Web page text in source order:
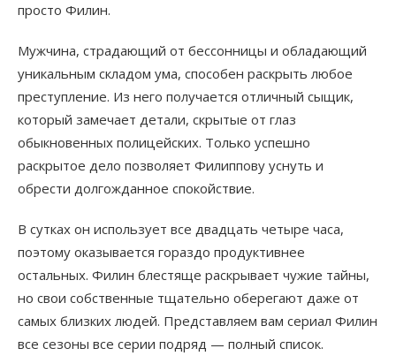
просто Филин.
Мужчина, страдающий от бессонницы и обладающий
уникальным складом ума, способен раскрыть любое
преступление. Из него получается отличный сыщик,
который замечает детали, скрытые от глаз
обыкновенных полицейских. Только успешно
раскрытое дело позволяет Филиппову уснуть и
обрести долгожданное спокойствие.
В сутках он использует все двадцать четыре часа,
поэтому оказывается гораздо продуктивнее
остальных. Филин блестяще раскрывает чужие тайны,
но свои собственные тщательно оберегают даже от
самых близких людей. Представляем вам сериал Филин
все сезоны все серии подряд — полный список.